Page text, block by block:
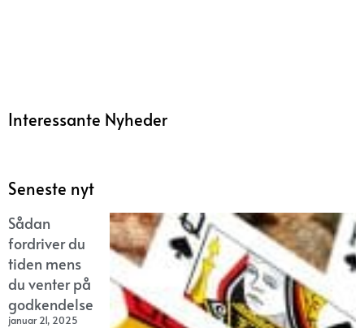
Interessante Nyheder
Seneste nyt
Sådan
fordriver du
tiden mens
du venter på
godkendelse
januar 21, 2025